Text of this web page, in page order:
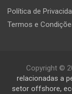
Política de
Termos e
Copyright ©
relacionadas a
setor offshore,